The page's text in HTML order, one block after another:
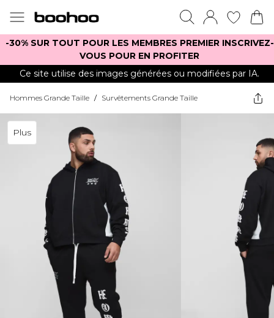
-30% SUR TOUT POUR LES MEMBRES PREMIER INSCRIVEZ-
VOUS POUR EN PROFITER
Ce site utilise des images générées ou modifiées par IA.
Hommes Grande Taille / Survêtements Grande Taille
Plus